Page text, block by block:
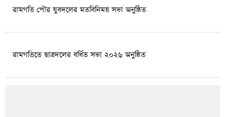
রামগতি পৌর যুবদলের মতবিনিময় সভা অনুষ্ঠিত
রামগতিতে ছাত্রদলের বর্ধিত সভা ২০২৬ অনুষ্ঠিত